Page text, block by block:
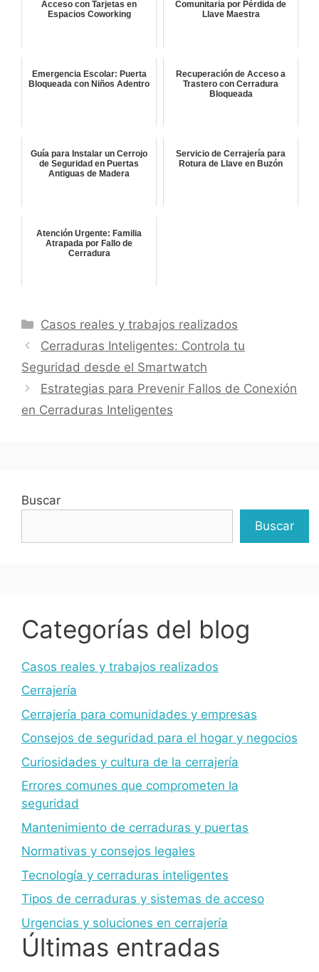
Acceso con Tarjetas en
Espacios Coworking
Comunitaria por Pérdida de
Llave Maestra
Emergencia Escolar: Puerta
Bloqueada con Niños Adentro
Recuperación de Acceso a
Trastero con Cerradura
Bloqueada
Guía para Instalar un Cerrojo
de Seguridad en Puertas
Antiguas de Madera
Servicio de Cerrajería para
Rotura de Llave en Buzón
Atención Urgente: Familia
Atrapada por Fallo de
Cerradura
Categorías
Casos reales y trabajos realizados
Cerraduras Inteligentes: Controla tu
Seguridad desde el Smartwatch
Estrategias para Prevenir Fallos de Conexión
en Cerraduras Inteligentes
Buscar
Buscar
Categorías del blog
Casos reales y trabajos realizados
Cerrajería
Cerrajería para comunidades y empresas
Consejos de seguridad para el hogar y negocios
Curiosidades y cultura de la cerrajería
Errores comunes que comprometen la
seguridad
Mantenimiento de cerraduras y puertas
Normativas y consejos legales
Tecnología y cerraduras inteligentes
Tipos de cerraduras y sistemas de acceso
Urgencias y soluciones en cerrajería
Últimas entradas